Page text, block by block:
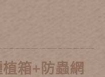
箱+防蟲網